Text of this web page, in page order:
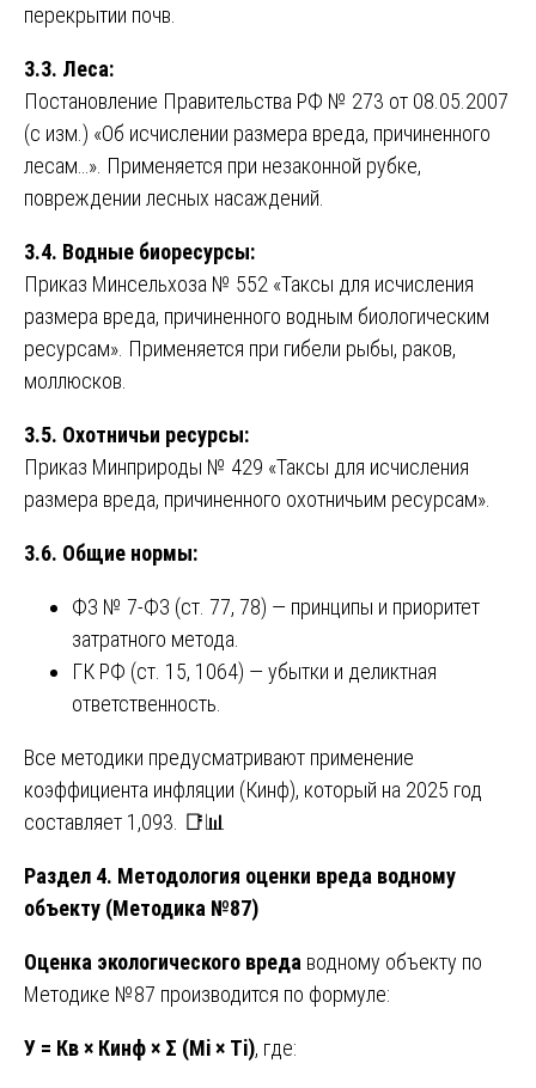
перекрытии почв.
3.3. Леса:
Постановление Правительства РФ № 273 от 08.05.2007
(с изм.) «Об исчислении размера вреда, причиненного
лесам…». Применяется при незаконной рубке,
повреждении лесных насаждений.
3.4. Водные биоресурсы:
Приказ Минсельхоза № 552 «Таксы для исчисления
размера вреда, причиненного водным биологическим
ресурсам». Применяется при гибели рыбы, раков,
моллюсков.
3.5. Охотничьи ресурсы:
Приказ Минприроды № 429 «Таксы для исчисления
размера вреда, причиненного охотничьим ресурсам».
3.6. Общие нормы:
ФЗ № 7-ФЗ (ст. 77, 78) — принципы и приоритет
затратного метода.
ГК РФ (ст. 15, 1064) — убытки и деликтная
ответственность.
Все методики предусматривают применение
коэффициента инфляции (Кинф), который на 2025 год
составляет 1,093. 📑📊
Раздел 4. Методология оценки вреда водному
объекту (Методика №87)
Оценка экологического вреда водному объекту по
Методике №87 производится по формуле:
У = Кв × Кинф × Σ (Мi × Тi), где: